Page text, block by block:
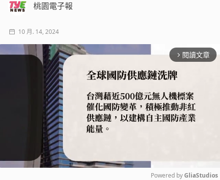
桃園電子報
10 月. 14, 2024
arrow_forward_ios 閱讀文章
Powered by GliaStudios